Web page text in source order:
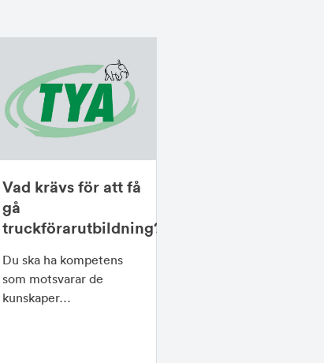
Vad krävs för att få
gå
truckförarutbildning?
Du ska ha kompetens
som motsvarar de
kunskaper…